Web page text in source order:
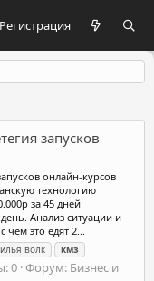
Регистрация
запусков
онлайн-курсов
технологию
за 45 дней
Анализ ситуации и
чем это едят 2...
илья волк
кмз
0 Форум: Бизнес и